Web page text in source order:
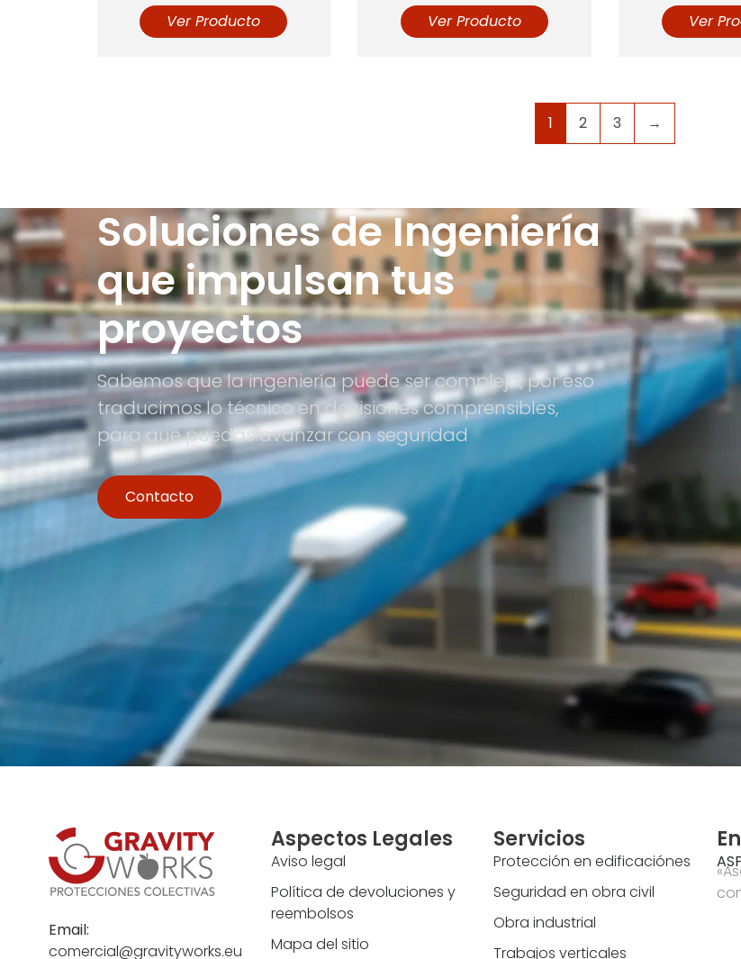
Ver Producto Ver Producto Ver
1 2 3 →
Soluciones de Ingeniería
que impulsan tus
proyectos
Sabemos que la ingeniería puede ser compleja, por eso
traducimos lo técnico en decisiones comprensibles,
para que puedas avanzar con seguridad
Contacto
Email:
comercial@gravityworks.eu
Aspectos Legales
Aviso legal
Política de devoluciones y
reembolsos
Mapa del sitio
Servicios
Protección en edificaciónes
Seguridad en obra civil
Obra industrial
Trabajos verticales